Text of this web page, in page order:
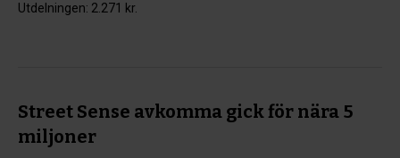
Utdelningen: 2.271 kr.
Street Sense avkomma gick för nära 5
miljoner